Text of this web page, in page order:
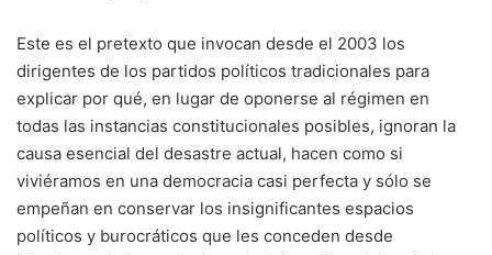
Este es el pretexto que invocan desde el 2003 los
dirigentes de los partidos políticos tradicionales para
explicar por qué, en lugar de oponerse al régimen en
todas las instancias constitucionales posibles, ignoran la
causa esencial del desastre actual, hacen como si
viviéramos en una democracia casi perfecta y sólo se
empeñan en conservar los insignificantes espacios
políticos y burocráticos que les conceden desde